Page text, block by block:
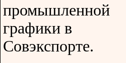
промышленной
графики в
Совэкспорте.